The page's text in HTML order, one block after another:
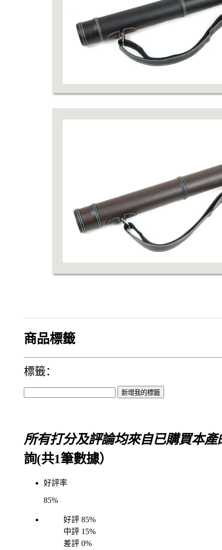
商品標籤
標籤：
所有打分及評論均來自已購買本產
詢(共1筆數據）
好評率
85%
好評 85%
中評 15%
差評 0%